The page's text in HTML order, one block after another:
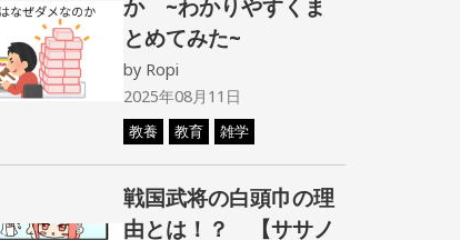
か ~わかりやすくま
とめてみた~
by Ropi
2025年08月11日
教養 教育 雑学
戦国武将の白頭巾の理
由とは！？ 【ササノ